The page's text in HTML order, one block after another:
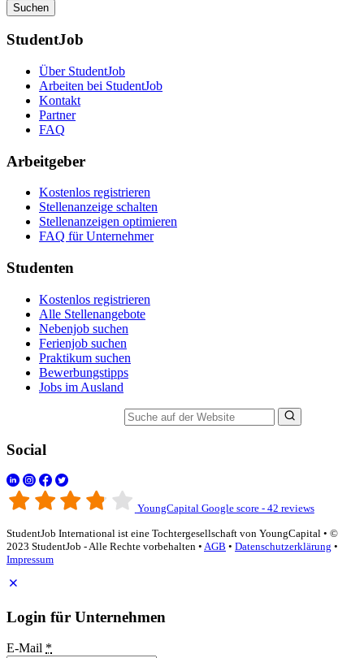
Suchen
StudentJob
Über StudentJob
Arbeiten bei StudentJob
Kontakt
Partner
FAQ
Arbeitgeber
Kostenlos registrieren
Stellenanzeige schalten
Stellenanzeigen optimieren
FAQ für Unternehmer
Studenten
Kostenlos registrieren
Alle Stellenangebote
Nebenjob suchen
Ferienjob suchen
Praktikum suchen
Bewerbungstipps
Jobs im Ausland
Social
YoungCapital Google score - 42 reviews
StudentJob International ist eine Tochtergesellschaft von YoungCapital • ©
2023 StudentJob - Alle Rechte vorbehalten • AGB • Datenschutzerklärung •
Impressum
Login für Unternehmen
E-Mail *